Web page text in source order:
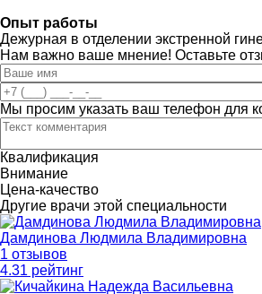
Опыт работы
Дежурная в отделении экстренной
Нам важно ваше мнение! Оставьте
Мы просим указать ваш телефон для
Квалификация
Внимание
Цена-качество
Другие врачи этой специальности
Дамдинова Людмила Владимировна
1 отзывов
4.31 рейтинг